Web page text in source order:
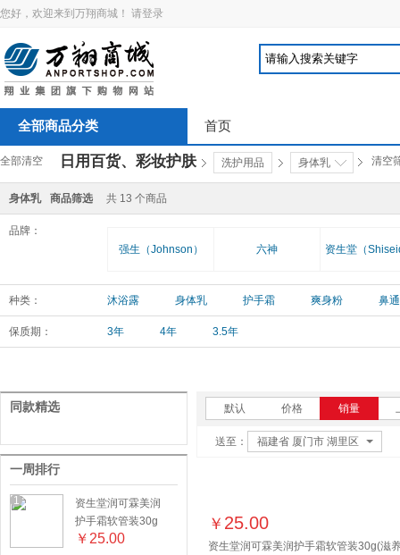
您好，欢迎来到万翔商城！ 请登录
全部商品分类 首页
全部清空 日用百货、彩妆护肤 洗护用品 身体乳 清空
身体乳 商品筛选 共 13 个商品
品牌：
强生（Johnson）
六神 资生堂（
种类： 沐浴露 身体乳 护手霜 爽身粉 鼻
保质期： 3年 4年 3.5年
同款精选
一周排行
1
资生堂润可霖美润
护手霜软管装30g
(滋养型)
￥ 25.00
默认 价格 销量
送至： 福建省 厦门市 湖里区
￥ 25.00
资生堂润可霖美润护手霜软管装30g(滋